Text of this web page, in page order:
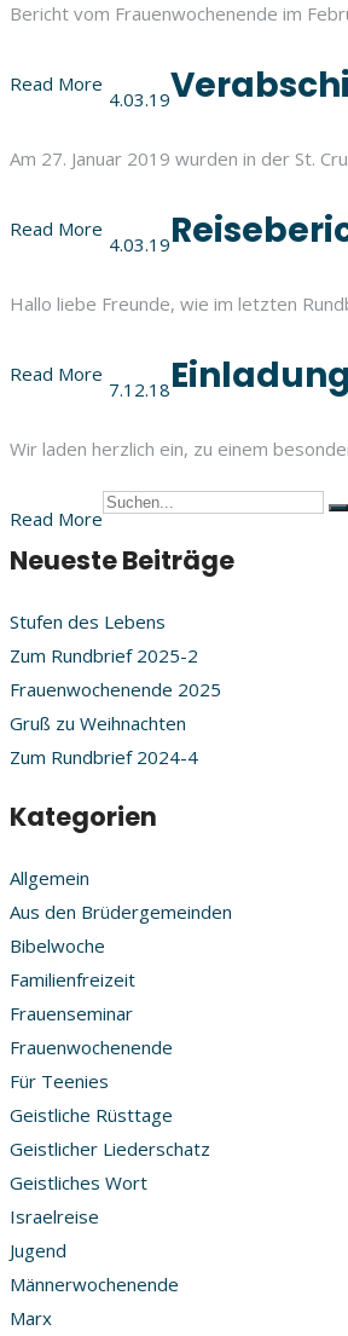
Bericht vom Frauenwochenende im
Read More
4.03.19
Am 27. Januar 2019 wurden in der St.
Read More
4.03.19
Hallo liebe Freunde, wie im letzten
Read More
7.12.18
Wir laden herzlich ein, zu einem
Read More
Neueste Beiträge
Stufen des Lebens
Zum Rundbrief 2025-2
Frauenwochenende 2025
Gruß zu Weihnachten
Zum Rundbrief 2024-4
Kategorien
Allgemein
Aus den Brüdergemeinden
Bibelwoche
Familienfreizeit
Frauenseminar
Frauenwochenende
Für Teenies
Geistliche Rüsttage
Geistlicher Liederschatz
Geistliches Wort
Israelreise
Jugend
Männerwochenende
Marx